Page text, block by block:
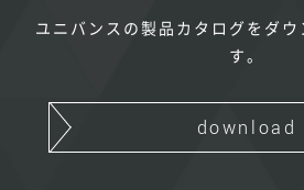
ユニバンスの製品カタログをダ
す。
download